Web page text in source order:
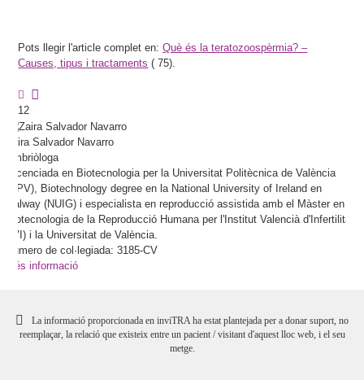
Pots llegir l'article complet en:Què és la teratozoospèrmia? –
Causes, tipus i tractaments ( 75).
12
Zaira Salvador Navarro
Embriòloga
Llicenciada en Biotecnologia per la Universitat Politècnica de València
(UPV), Biotechnology degree en la National University of Ireland en
Galway (NUIG) i especialista en reproducció assistida amb el Màster en
Biotecnologia de la Reproducció Humana per l'Institut Valencià d'Infertilitat
(IVI) i la Universitat de València.
Número de col·legiada: 3185-CV
Més informació
La informació proporcionada en inviTRA ha estat plantejada per a donar suport, no
reemplaçar, la relació que existeix entre un pacient / visitant d'aquest lloc web, i el seu
metge.